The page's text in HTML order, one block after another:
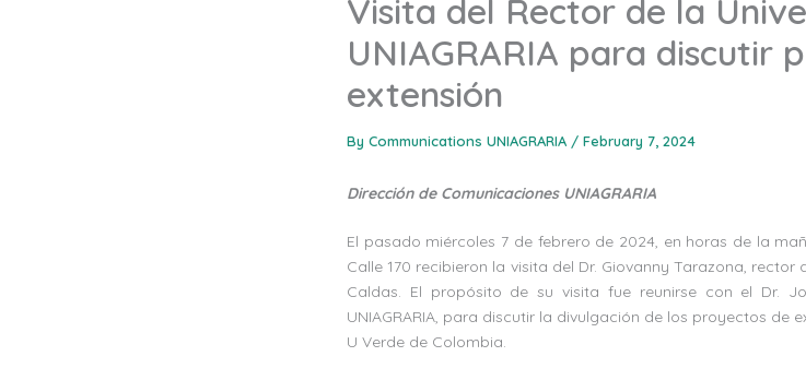
Visita del Rector de la
UNIAGRARIA para discutir
extensión
By Communications UNIAGRARIA / February 7, 2024
Dirección de Comunicaciones UNIAGRARIA
El pasado miércoles 7 de febrero de 2024, en horas de la
Calle 170 recibieron la visita del Dr. Giovanny Tarazona,
Caldas. El propósito de su visita fue reunirse con el Dr.
UNIAGRARIA, para discutir la divulgación de los proyectos de
U Verde de Colombia.